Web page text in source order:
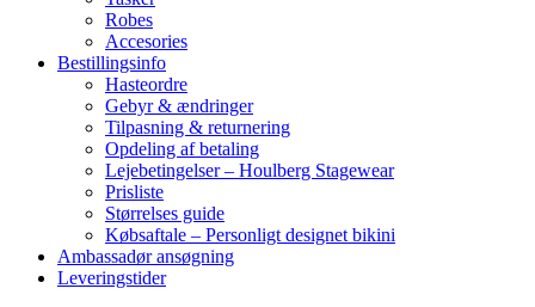
Robes
Accesories
Bestillingsinfo
Hasteordre
Gebyr & ændringer
Tilpasning & returnering
Opdeling af betaling
Lejebetingelser – Houlberg Stagewear
Prisliste
Størrelses guide
Købsaftale – Personligt designet bikini
Ambassadør ansøgning
Leveringstider